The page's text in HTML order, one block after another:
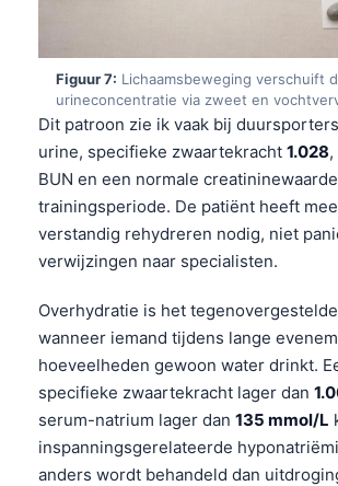
Figuur 7: Lichaamsbeweging verschuift
urineconcentratie via zweet en
Dit patroon zie ik vaak bij
urine, specifieke zwaartekracht 1.028
BUN en een normale
trainingsperiode. De patiënt heeft
verstandig rehydreren nodig, niet
verwijzingen naar specialisten.
Overhydratie is het
wanneer iemand tijdens lange
hoeveelheden gewoon water drinkt.
specifieke zwaartekracht lager dan
serum-natrium lager dan 135 mmol/L
inspanningsgerelateerde
anders wordt behandeld dan
Русский
Lietuvių kalba
Polski
한국어
Slovenščina
Magyar
Shqip
বাংলা
اردو
मराठी
తెలుగు
தமிழ்